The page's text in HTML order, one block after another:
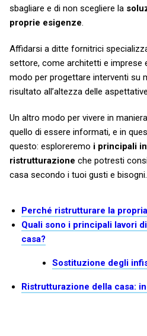
sbagliare e di non scegliere la
proprie esigenze.
Affidarsi a ditte fornitrici
settore, come architetti e imprese
modo per progettare interventi su
risultato all’altezza delle
Un altro modo per vivere in
quello di essere informati, e in
questo: esploreremo i principali
ristrutturazione che potresti
casa secondo i tuoi gusti e bisogni.
Perché ristrutturare la
Quali sono i principali lavori
casa?
Sostituzione degli
Ristrutturazione della casa: